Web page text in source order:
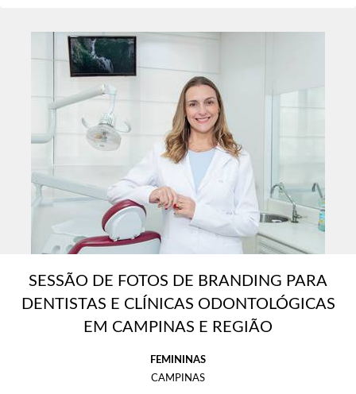
SESSÃO DE FOTOS DE BRANDING PARA
DENTISTAS E CLÍNICAS ODONTOLÓGICAS
EM CAMPINAS E REGIÃO
FEMININAS
CAMPINAS